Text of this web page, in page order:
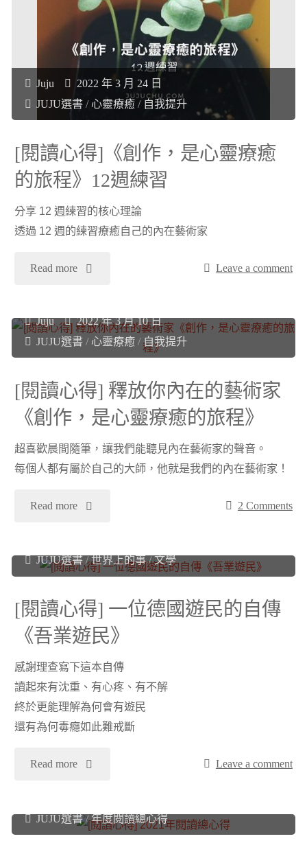
《我
沒
間
討
厭
你》"
找
出
關
鍵
少
來
功
《80/20
法
則》"
Juju
2022 年 3 月 24 日
JUJU選書 / 心靈療癒 / 自我提升
[閱讀心得]《創作，是心靈療癒
的旅程》12週練習
分享 12 週練習的核心理論
透過 12 週的練習療癒自己的內在藝術家
Read more
讀
得]
作，
靈
療
癒
的
程》
12
練
Leave a comment
Juju
2022 年 3 月 10 日
JUJU選書 / 心靈療癒 / 自我提升
[閱讀心得] 釋放你內在的藝術家
《創作，是心靈療癒的旅程》
超喜歡晨間隨筆，讓我們能聽見內在藝術家的聲音。
每個人都有屬於自己的大師，他就是我們的內在藝術家！
Read more
讀
心
得]
釋
放
你
內
的
2 Comments
JUJU選書 / 世界上的事 / 文學
[閱讀心得] 一位德國遊民的自傳
《吾業遊民》
感謝理查寫下這本自傳
讀起來有沈重、有心疼、有不解
終於更能理解為何會有遊民
還有為何毒癮如此難戒斷
Read more
讀
Leave a comment
JUJU選書 / 年度閱讀總心得